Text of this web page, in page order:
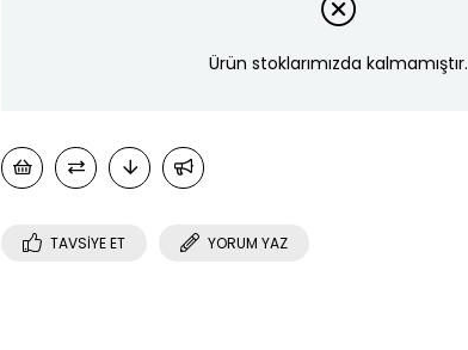
Ürün stoklarımızda kalmamıştır.
TAVSIYE ET YORUM YAZ